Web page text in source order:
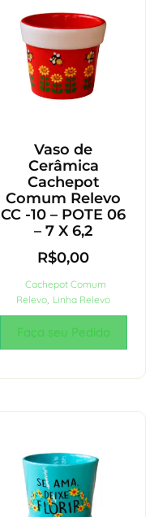
Vaso de
Cerâmica
Cachepot
Comum Relevo
CC -10 – POTE 06
– 7 X 6,2
R$0,00
Cachepot Comum
Relevo, Linha Relevo
Faça seu Pedido